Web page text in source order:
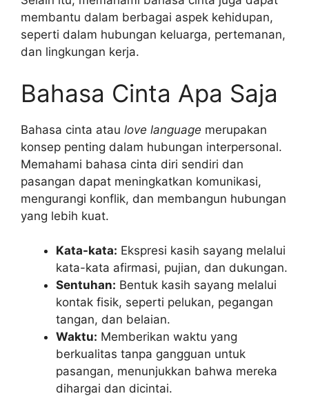
membantu dalam berbagai aspek kehidupan,
seperti dalam hubungan keluarga, pertemanan,
dan lingkungan kerja.
Bahasa Cinta Apa Saja
Bahasa cinta atau love language merupakan
konsep penting dalam hubungan interpersonal.
Memahami bahasa cinta diri sendiri dan
pasangan dapat meningkatkan komunikasi,
mengurangi konflik, dan membangun hubungan
yang lebih kuat.
Kata-kata: Ekspresi kasih sayang melalui
kata-kata afirmasi, pujian, dan dukungan.
Sentuhan: Bentuk kasih sayang melalui
kontak fisik, seperti pelukan, pegangan
tangan, dan belaian.
Waktu: Memberikan waktu yang
berkualitas tanpa gangguan untuk
pasangan, menunjukkan bahwa mereka
dihargai dan dicintai.